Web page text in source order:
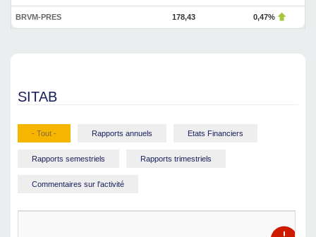
BRVM-PRES 178,43 0,47%
SITAB
- Tout - Rapports annuels Etats Financiers
Rapports semestriels Rapports trimestriels
Commentaires sur l'activité